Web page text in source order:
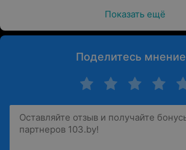
Показать ещё
Поделитесь